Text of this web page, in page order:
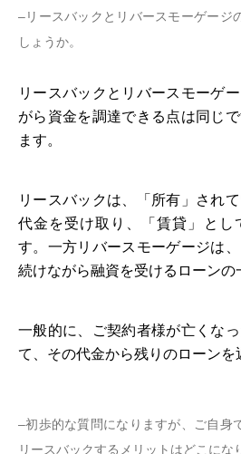
–リースバックとリバースモーゲージ
しょうか。
リースバックとリバースモーゲ
がら資金を調達できる点は同じ
ます。
リースバックは、「所有」され
代金を受け取り、「賃貸」とし
す。一方リバースモーゲージは
続けながら融資を受けるローンの
一般的に、ご契約者様が亡くな
て、その代金から残りのローンを
–初歩的な質問になりますが、ご自身
リースバックするメリットはどこにな